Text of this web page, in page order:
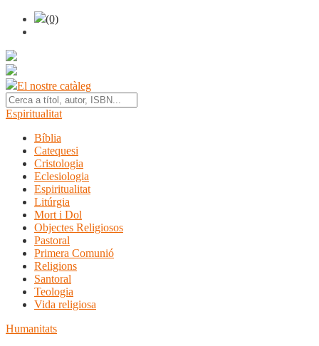
(0)
El nostre catàleg
Espiritualitat
Bíblia
Catequesi
Cristologia
Eclesiologia
Espiritualitat
Litúrgia
Mort i Dol
Objectes Religiosos
Pastoral
Primera Comunió
Religions
Santoral
Teologia
Vida religiosa
Humanitats